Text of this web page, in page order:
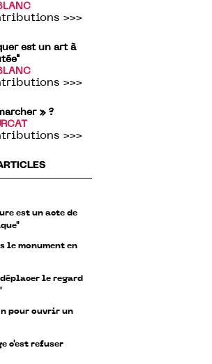
>>>
est un art à
>>>
» ?
>>>
est un acte de
le monument en
déplacer le regard
pour ouvrir un
c'est refuser